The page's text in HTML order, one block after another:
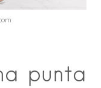
punta